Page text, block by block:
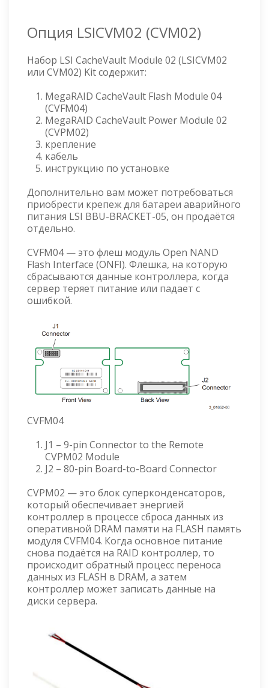
Опция LSICVM02 (CVM02)
Набор LSI CacheVault Module 02 (LSICVM02
или CVM02) Kit содержит:
MegaRAID CacheVault Flash Module 04
(CVFM04)
MegaRAID CacheVault Power Module 02
(CVPM02)
крепление
кабель
инструкцию по установке
Дополнительно вам может потребоваться
приобрести крепеж для батареи аварийного
питания LSI BBU-BRACKET-05, он продаётся
отдельно.
CVFM04 — это флеш модуль Open NAND
Flash Interface (ONFI). Флешка, на которую
сбрасываются данные контроллера, когда
сервер теряет питание или падает с
ошибкой.
CVFM04
J1 – 9-pin Connector to the Remote
CVPM02 Module
J2 – 80-pin Board-to-Board Connector
CVPM02 — это блок суперконденсаторов,
который обеспечивает энергией
контроллер в процессе сброса данных из
оперативной DRAM памяти на FLASH память
модуля CVFM04. Когда основное питание
снова подаётся на RAID контроллер, то
происходит обратный процесс переноса
данных из FLASH в DRAM, а затем
контроллер может записать данные на
диски сервера.